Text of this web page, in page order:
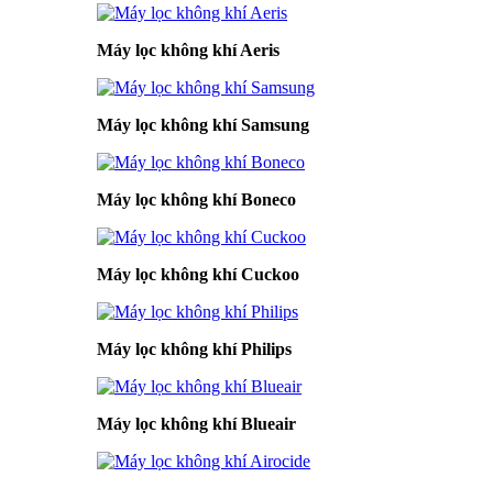
Máy lọc không khí Aeris
Máy lọc không khí Samsung
Máy lọc không khí Boneco
Máy lọc không khí Cuckoo
Máy lọc không khí Philips
Máy lọc không khí Blueair